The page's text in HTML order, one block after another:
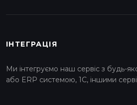
ІНТЕГРАЦІЯ
Ми інтегруємо наш сервіс з будь-
або ERP системою, 1С, іншими